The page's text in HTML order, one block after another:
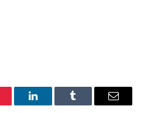
LinkedInTumblr Email